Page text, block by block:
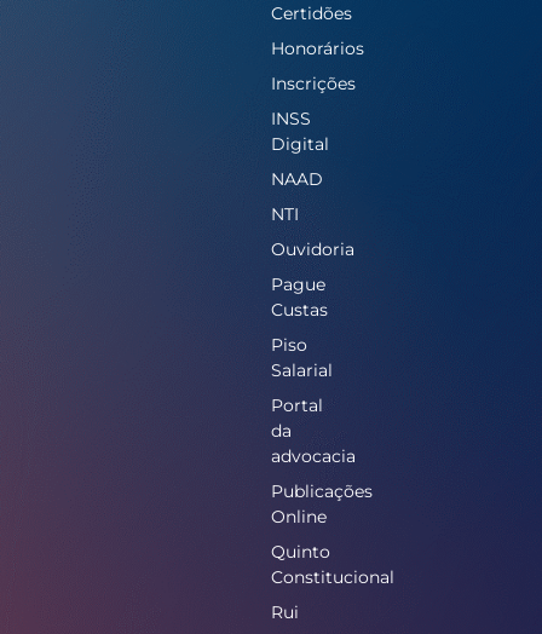
Certidões
Honorários
Inscrições
INSS
Digital
NAAD
NTI
Ouvidoria
Pague
Custas
Piso
Salarial
Portal
da
advocacia
Publicações
Online
Quinto
Constitucional
Rui